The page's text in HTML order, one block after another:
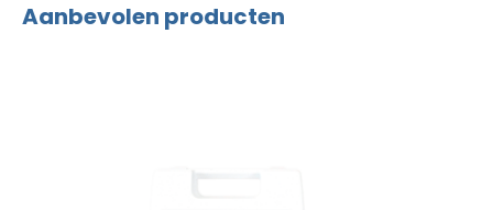
Aanbevolen producten